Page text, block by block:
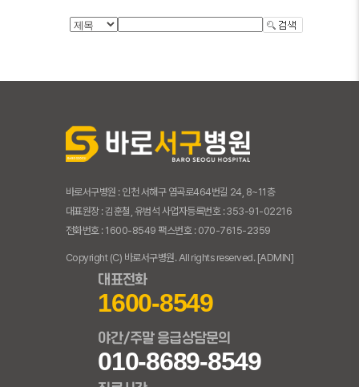
바로서구병원 : 인천 서해구 염곡로464번길 24, 8~11층
대표원장 : 김훈철, 유범석 사업자등록번호 : 353-91-02216
전화번호 : 1600-8549 팩스번호 : 070-7615-2359
Copyright (C) 바로서구병원. All rights reserved. [ADMIN]
대표전화
1600-8549
야간/주말 응급상담문의
010-8689-8549